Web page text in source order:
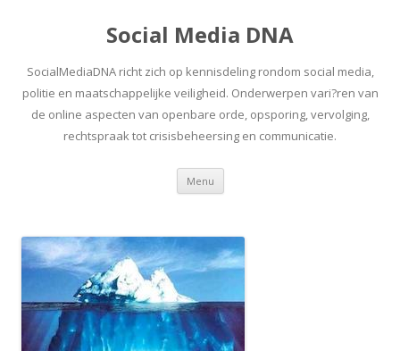
Social Media DNA
SocialMediaDNA richt zich op kennisdeling rondom social media,
politie en maatschappelijke veiligheid. Onderwerpen vari?ren van
de online aspecten van openbare orde, opsporing, vervolging,
rechtspraak tot crisisbeheersing en communicatie.
Menu Spring
inhoud